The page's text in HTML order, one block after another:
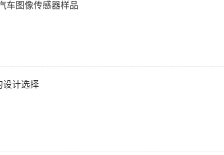
车图像传感器样品
设计选择